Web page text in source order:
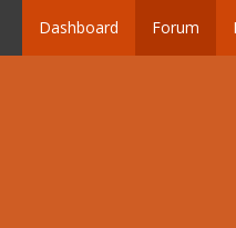
Dashboard Forum